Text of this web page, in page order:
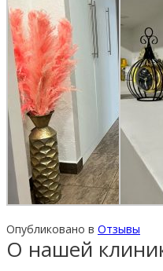
Опубликовано в Отзывы
О нашей